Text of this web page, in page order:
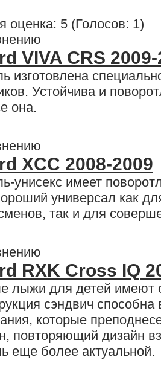
оценка: 5 (Голосов: 1)
VIVA CRS 2009-
изготовлена
Устойчива и
она.
XCC 2008-2009
унисекс имеет
универсал как
так и для
RXK Cross IQ
лыжи для детей имеют
сэндвич
которые
повторяющий дизайн
еще более актуальной.